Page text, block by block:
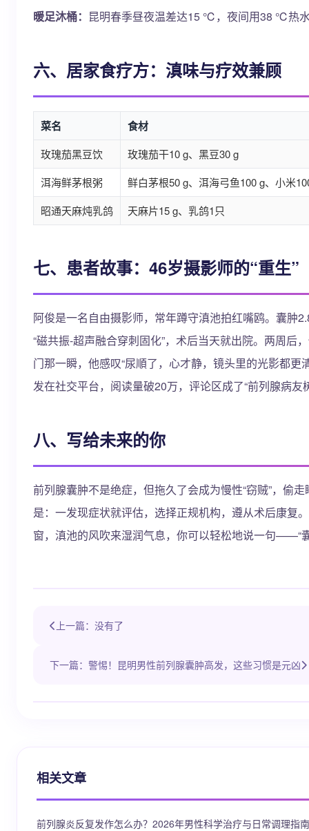
暖足沐桶： 昆明春季昼夜温差达15 ℃，夜间用38 ℃热
六、居家食疗方：滇味与疗效兼顾
菜名 食材
玫瑰茄黑豆饮
玫瑰茄干10 g、黑豆30 g
洱海鲜茅根粥
鲜白茅根50 g、洱海弓鱼100 g、小米
昭通天麻炖乳鸽
天麻片15 g、乳鸽1只
七、患者故事：46岁摄影师的“重生”
阿俊是一名自由摄影师，常年蹲守滇池拍红嘴鸥。囊肿
“磁共振-超声融合穿刺固化”，术后当天就出院。两周
门那一瞬，他感叹“尿順了，心才静，镜头里的光影都
发在社交平台，阅读量破20万，评论区成了“前列腺病友
八、写给未来的你
前列腺囊肿不是绝症，但拖久了会成为慢性“窃贼”，偷
是：一发现症状就评估，选择正规机构，遵从术后康复
窗，滇池的风吹来湿润气息，你可以轻松地说一句——“
上一篇：没有了
下一篇：警惕！昆明男性前列腺囊肿高发，这些习惯是元凶
相关文章
前列腺炎反复发作怎么办？2026年男性科学治疗与日常调理指南